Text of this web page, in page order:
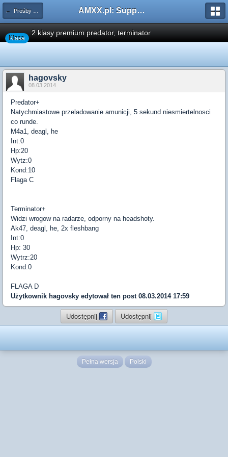
← Prośby o Klasę/Perk AMXX.pl: Support AMX Mod X i SourceMod
Klasa
2 klasy premium predator, terminator
hagovsky
08.03.2014
Predator+
Natychmiastowe przeladowanie amunicji, 5 sekund niesmiertelnosci
co runde.
M4a1, deagl, he
Int:0
Hp:20
Wytz:0
Kond:10
Flaga C
Terminator+
Widzi wrogow na radarze, odporny na headshoty.
Ak47, deagl, he, 2x fleshbang
Int:0
Hp: 30
Wytrz:20
Kond:0
FLAGA D
Użytkownik hagovsky edytował ten post 08.03.2014 17:59
Udostępnij Udostępnij
Pełna wersja Polski